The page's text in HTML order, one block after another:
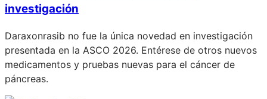
investigación
Daraxonrasib no fue la única novedad en investigación
presentada en la ASCO 2026. Entérese de otros nuevos
medicamentos y pruebas nuevas para el cáncer de
páncreas.